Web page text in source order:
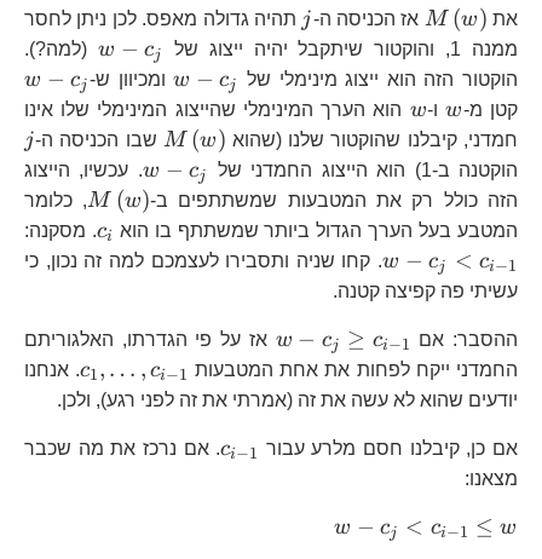
את
M\left(w\right) M (w) אז הכניסה ה- j j תהיה גדולה מאפס. לכן ניתן לחסר
ממנה 1, והוקטור שיתקבל יהיה ייצוג של w-
c_{j}
w − cj
(למה?).
הוקטור הזה הוא ייצוג מינימלי של
w-
c_{j}
w − cj ומכיוון ש- w − cj
קטן מ- w wו- w w הוא הערך המינימלי שהייצוג המינימלי שלו אינו
חמדני, קיבלנו שהוקטור שלנו (שהוא
M\left(w\right)
M (w) שבו הכניסה ה-j
הוקטנה ב-1) הוא הייצוג החמדני של w-
c_{j}
w − cj
. עכשיו, הייצוג
הזה כולל רק את המטבעות שמשתתפים ב-
M (w)
, כלומר
המטבע בעל הערך הגדול ביותר שמשתתף בו הוא
c_{i}
ci . מסקנה:
w − cj < ci−1
. קחו שניה ותסבירו לעצמכם למה זה נכון, כי
עשיתי פה קפיצה קטנה.
ההסבר: אם
w-
c_{j}\ge
c_{i-1}
w − cj ≥ ci−1
אז על פי הגדרתו, האלגוריתם
החמדני ייקח לפחות את אחת המטבעות
1}
c1, … , ci−1
. אנחנו
יודעים שהוא לא עשה את זה (אמרתי את זה לפני רגע), ולכן.
אם כן, קיבלנו חסם מלרע עבור
c_{i-
ci−1
. אם נרכז את מה שכבר
מצאנו:
w − cj < ci−1 ≤ w